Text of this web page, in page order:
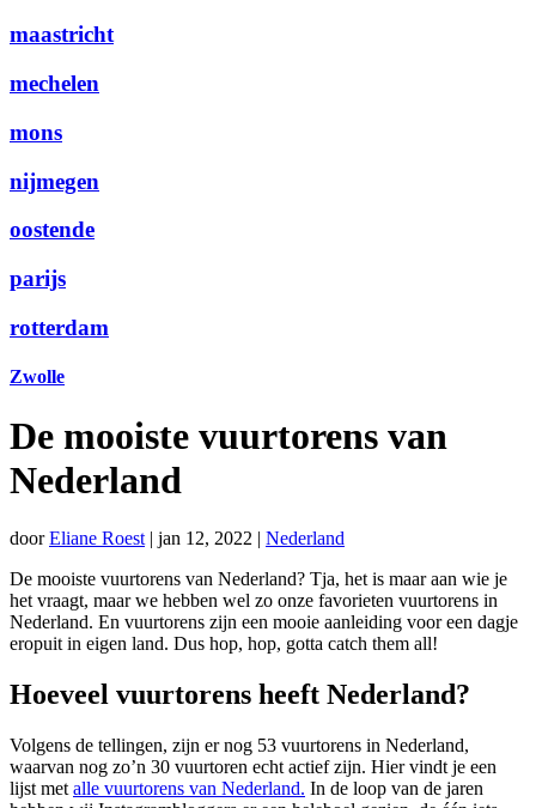
maastricht
mechelen
mons
nijmegen
oostende
parijs
rotterdam
Zwolle
De mooiste vuurtorens van
Nederland
doorEliane Roest | jan 12, 2022 | Nederland
De mooiste vuurtorens van Nederland? Tja, het is maar aan wie je
het vraagt, maar we hebben wel zo onze favorieten vuurtorens in
Nederland. En vuurtorens zijn een mooie aanleiding voor een dagje
eropuit in eigen land. Dus hop, hop, gotta catch them all!
Hoeveel vuurtorens heeft Nederland?
Volgens de tellingen, zijn er nog 53 vuurtorens in Nederland,
waarvan nog zo’n 30 vuurtoren echt actief zijn. Hier vindt je een
lijst met alle vuurtorens van Nederland. In de loop van de jaren